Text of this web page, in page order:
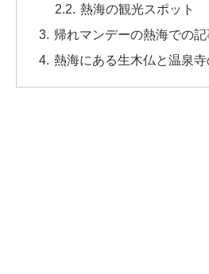
熱海の観光スポット
帰れマンデーの熱海での
熱海にある生木仏と温泉